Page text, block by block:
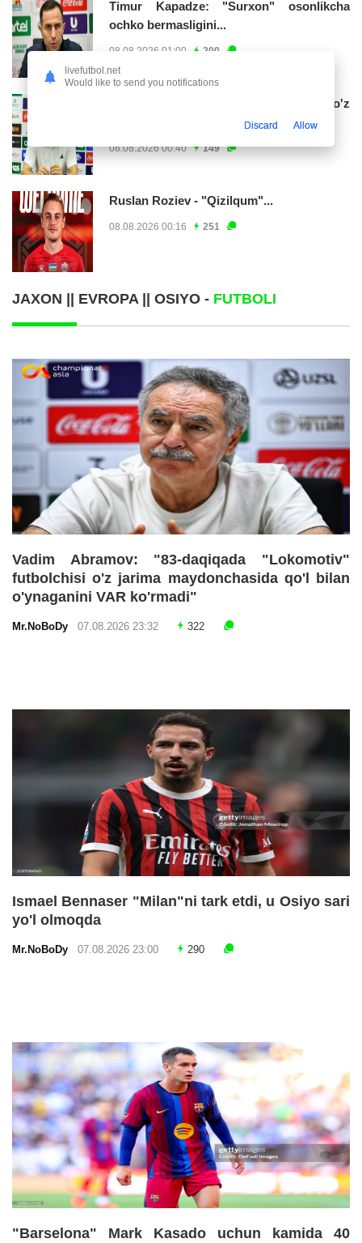
Timur Kapadze: "Surxon" osonlikcha
ochko bermasligini...
08.08.2026 01:00 200
Anvar G'ofurov: "Bizning ham o'z
maydonimizda o'ynagimiz...
08.08.2026 00:40 149
Ruslan Roziev - "Qizilqum"...
08.08.2026 00:16 251
JAXON || EVROPA || OSIYO - FUTBOLI
Vadim Abramov: "83-daqiqada "Lokomotiv"
futbolchisi o'z jarima maydonchasida qo'l bilan
o'ynaganini VAR ko'rmadi"
Mr.NoBoDy 07.08.2026 23:32 322
Ismael Bennaser "Milan"ni tark etdi, u Osiyo sari
yo'l olmoqda
Mr.NoBoDy 07.08.2026 23:00 290
"Barselona" Mark Kasado uchun kamida 40
livefutbol.net
Would like to send you notifications
Discard Allow